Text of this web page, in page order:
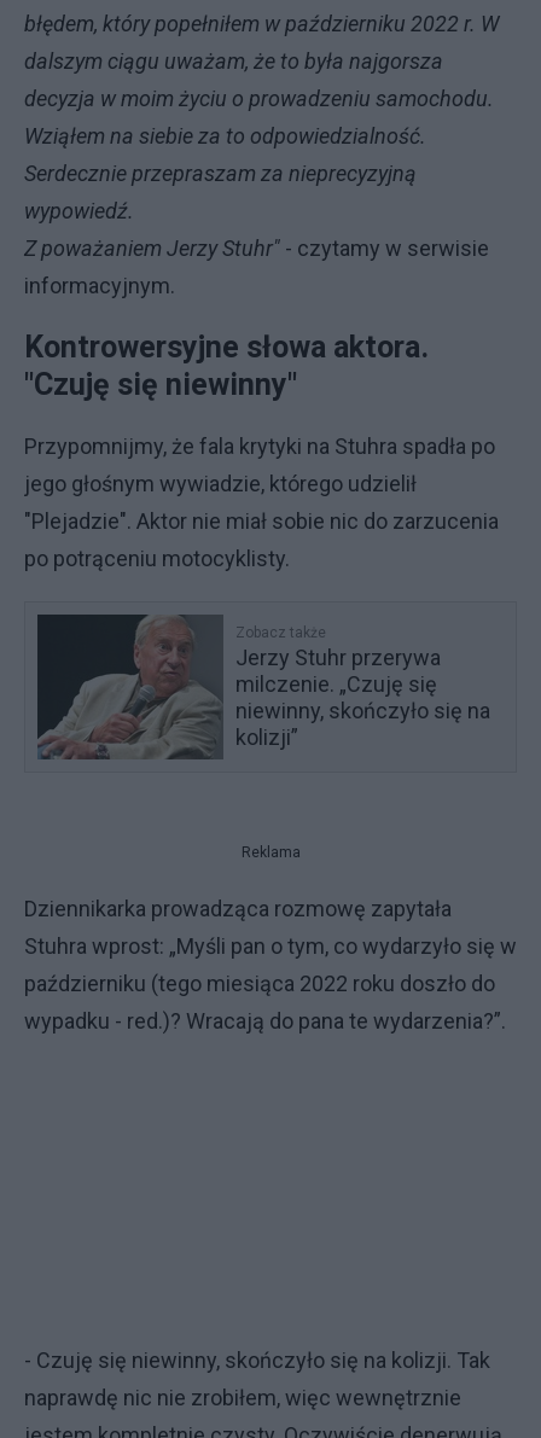
błędem, który popełniłem w październiku 2022 r. W
dalszym ciągu uważam, że to była najgorsza
decyzja w moim życiu o prowadzeniu samochodu.
Wziąłem na siebie za to odpowiedzialność.
Serdecznie przepraszam za nieprecyzyjną
wypowiedź.
Z poważaniem Jerzy Stuhr" - czytamy w serwisie
informacyjnym.
Kontrowersyjne słowa aktora.
"Czuję się niewinny"
Przypomnijmy, że fala krytyki na Stuhra spadła po
jego głośnym wywiadzie, którego udzielił
"Plejadzie". Aktor nie miał sobie nic do zarzucenia
po potrąceniu motocyklisty.
Zobacz także
Jerzy Stuhr przerywa
milczenie. „Czuję się
niewinny, skończyło się na
kolizji”
Reklama
Dziennikarka prowadząca rozmowę zapytała
Stuhra wprost: „Myśli pan o tym, co wydarzyło się w
październiku (tego miesiąca 2022 roku doszło do
wypadku - red.)? Wracają do pana te wydarzenia?”.
- Czuję się niewinny, skończyło się na kolizji. Tak
naprawdę nic nie zrobiłem, więc wewnętrznie